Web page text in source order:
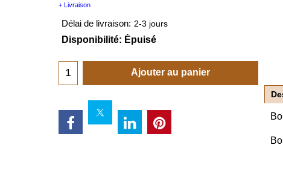
+ Livraison
Délai de livraison: 2-3 jours
Disponibilité: Épuisé
Ajouter au panier